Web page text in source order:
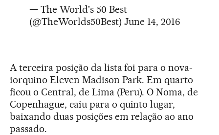
— The World's 50 Best
(@TheWorlds50Best) June 14, 2016
A terceira posição da lista foi para o nova-
iorquino Eleven Madison Park. Em quarto
ficou o Central, de Lima (Peru). O Noma, de
Copenhague, caiu para o quinto lugar,
baixando duas posições em relação ao ano
passado.